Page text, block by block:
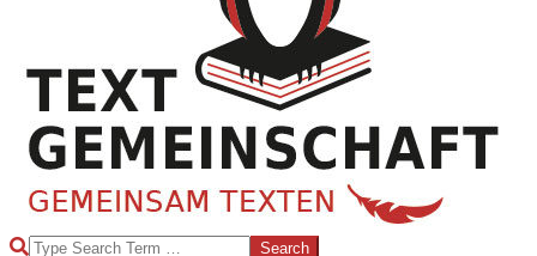
TEXTGEMEINSCHAFT
Search